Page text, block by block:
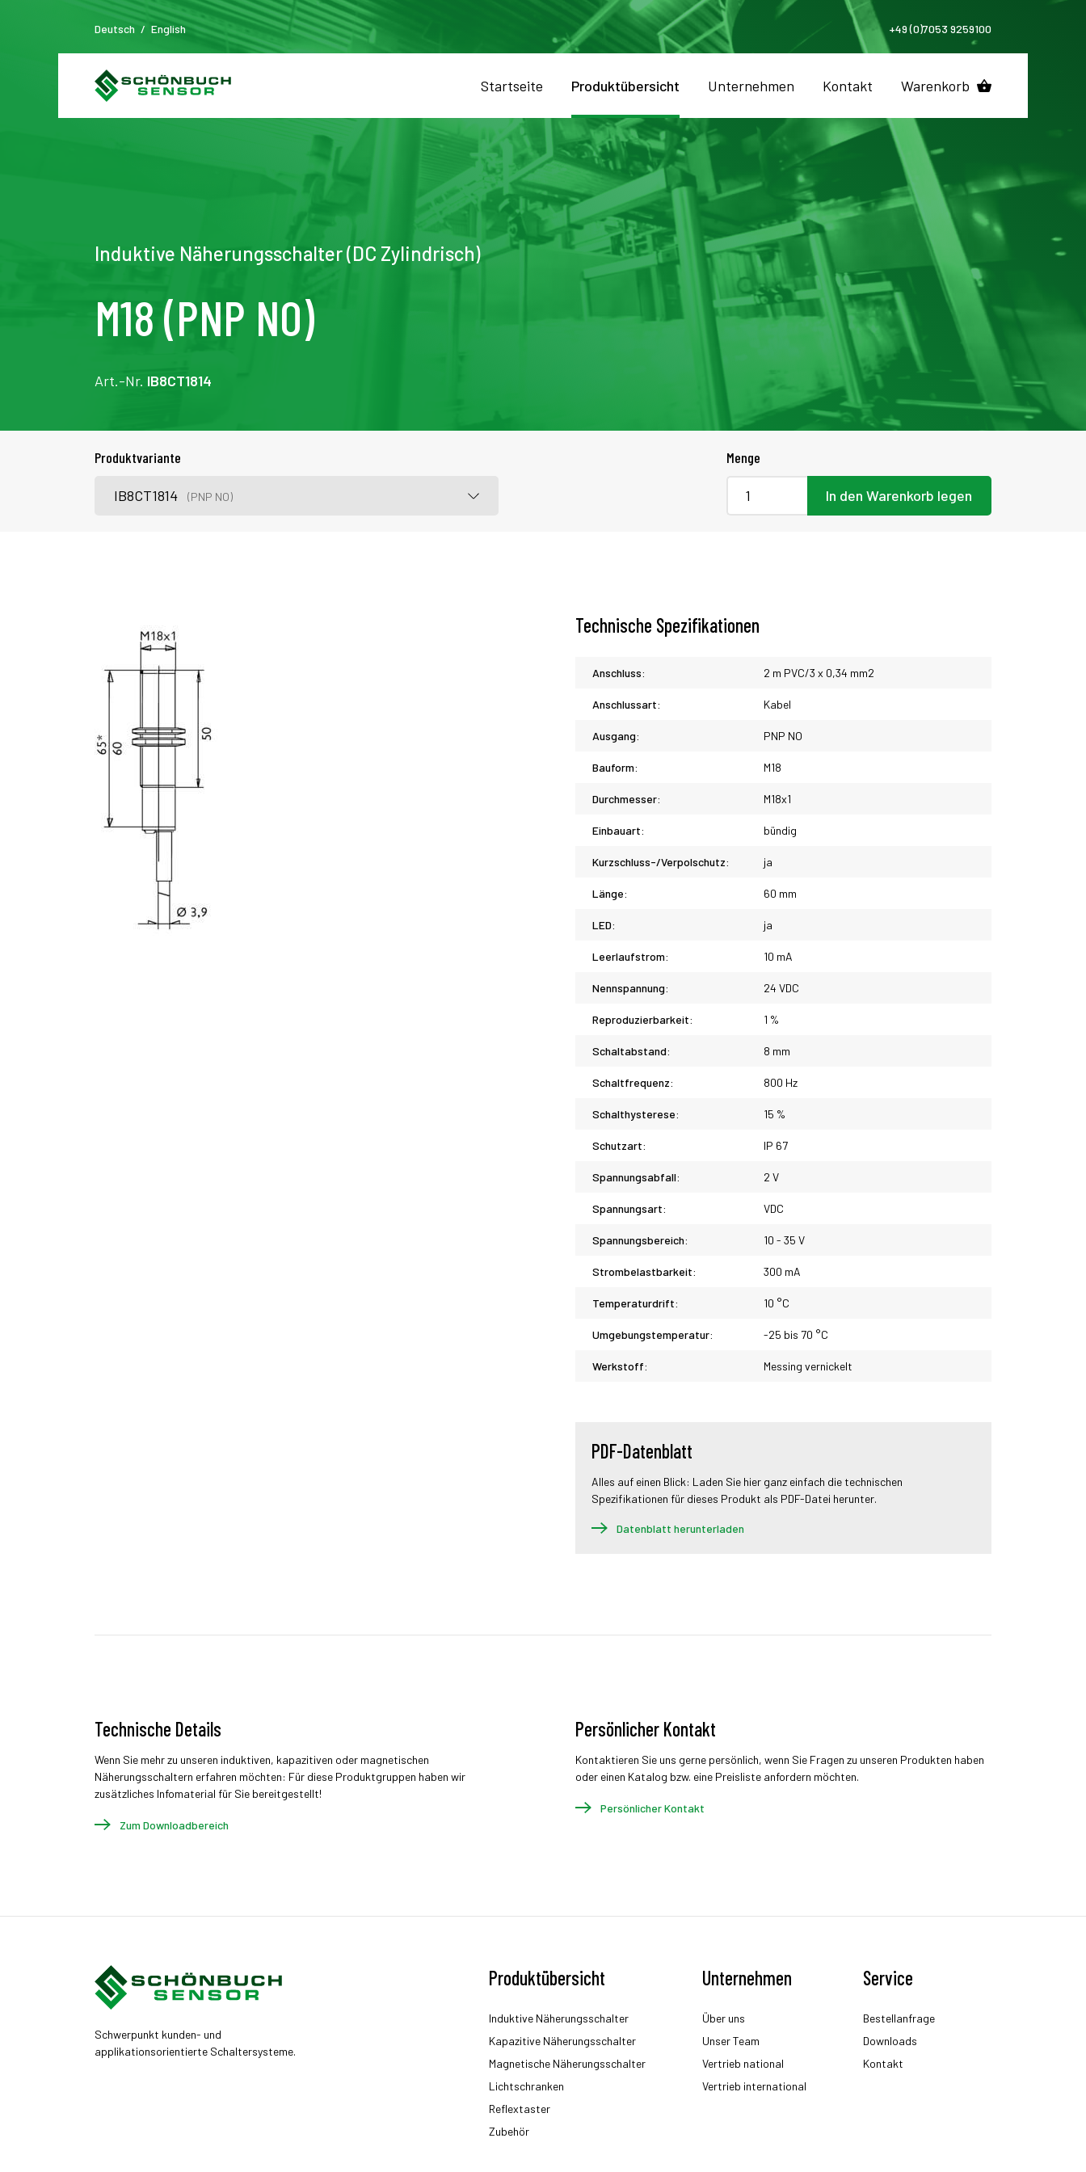
Deutsch / English +49 (0)7053 9259100
Startseite Produktübersicht Unternehmen Kontakt Warenkorb
Induktive Näherungsschalter (DC Zylindrisch)
M18 (PNP NO)
Art.-Nr. IB8CT1814
Produktvariante
IB8CT1814 (PNP NO)
Menge
In den Warenkorb legen
Technische Spezifikationen
Anschluss: 2 m PVC/3 x 0,34 mm2
Anschlussart: Kabel
Ausgang: PNP NO
Bauform: M18
Durchmesser: M18x1
Einbauart: bündig
Kurzschluss-/Verpolschutz: ja
Länge: 60 mm
LED: ja
Leerlaufstrom: 10 mA
Nennspannung: 24 VDC
Reproduzierbarkeit: 1 %
Schaltabstand: 8 mm
Schaltfrequenz: 800 Hz
Schalthysterese: 15 %
Schutzart: IP 67
Spannungsabfall: 2 V
Spannungsart: VDC
Spannungsbereich: 10 - 35 V
Strombelastbarkeit: 300 mA
Temperaturdrift: 10 °C
Umgebungstemperatur: -25 bis 70 °C
Werkstoff: Messing vernickelt
PDF-Datenblatt
Alles auf einen Blick: Laden Sie hier ganz einfach die technischen
Spezifikationen für dieses Produkt als PDF-Datei herunter.
Datenblatt herunterladen
Technische Details
Wenn Sie mehr zu unseren induktiven, kapazitiven oder magnetischen
Näherungsschaltern erfahren möchten: Für diese Produktgruppen haben wir
zusätzliches Infomaterial für Sie bereitgestellt!
Zum Downloadbereich
Persönlicher Kontakt
Kontaktieren Sie uns gerne persönlich, wenn Sie Fragen zu unseren Produkten haben
oder einen Katalog bzw. eine Preisliste anfordern möchten.
Persönlicher Kontakt
Schwerpunkt kunden- und
applikationsorientierte Schaltersysteme.
Produktübersicht
Induktive Näherungsschalter
Kapazitive Näherungsschalter
Magnetische Näherungsschalter
Lichtschranken
Reflextaster
Zubehör
Unternehmen
Über uns
Unser Team
Vertrieb national
Vertrieb international
Service
Bestellanfrage
Downloads
Kontakt